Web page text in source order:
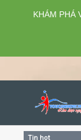
Tin hot
KHÁM PHÁ